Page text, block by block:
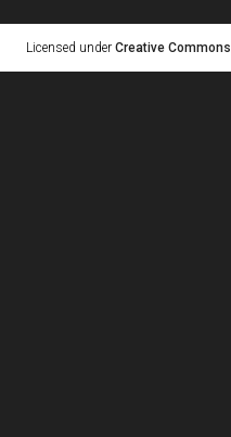
Licensed under Creative